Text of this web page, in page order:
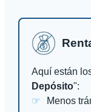
Aquí están
Depósito":
Menos